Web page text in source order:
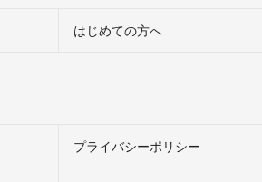
はじめての方へ
プライバシーポリシー